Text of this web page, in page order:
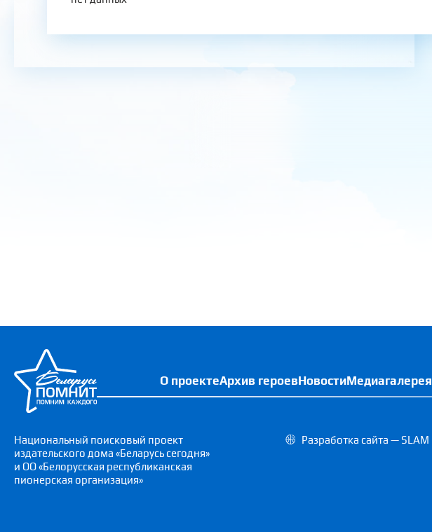
О проектеАрхив героевНовостиМедиагалерея
Национальный поисковый проект
издательского дома «Беларусь сегодня»
и ОО «Белорусская республиканская
пионерская организация»
Разработка сайта — SLAM